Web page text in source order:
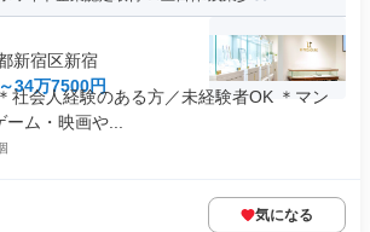
新宿区新宿
34万7500円
社会人経験のある方／未経験者OK ＊マン
ム・映画や...
気になる